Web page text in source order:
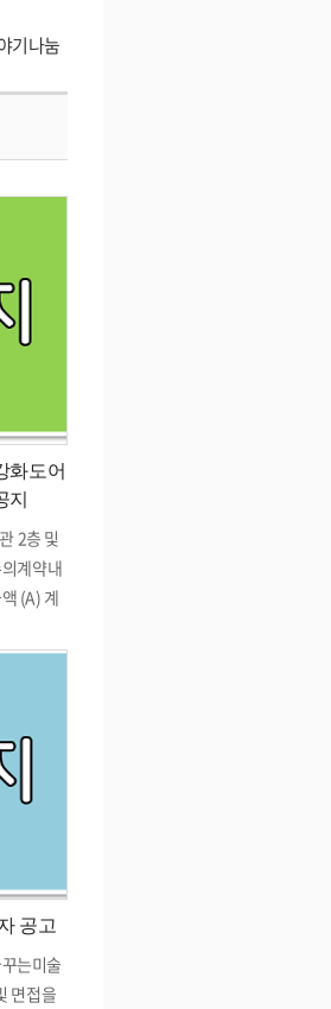
기나눔
화도어
지
2층 및
계약내
(A) 계
업 체
. 다만,
기업,
기업과
제1항
공고
는미술
면접을